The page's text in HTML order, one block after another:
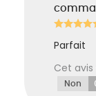
Parfait
Cet
Non